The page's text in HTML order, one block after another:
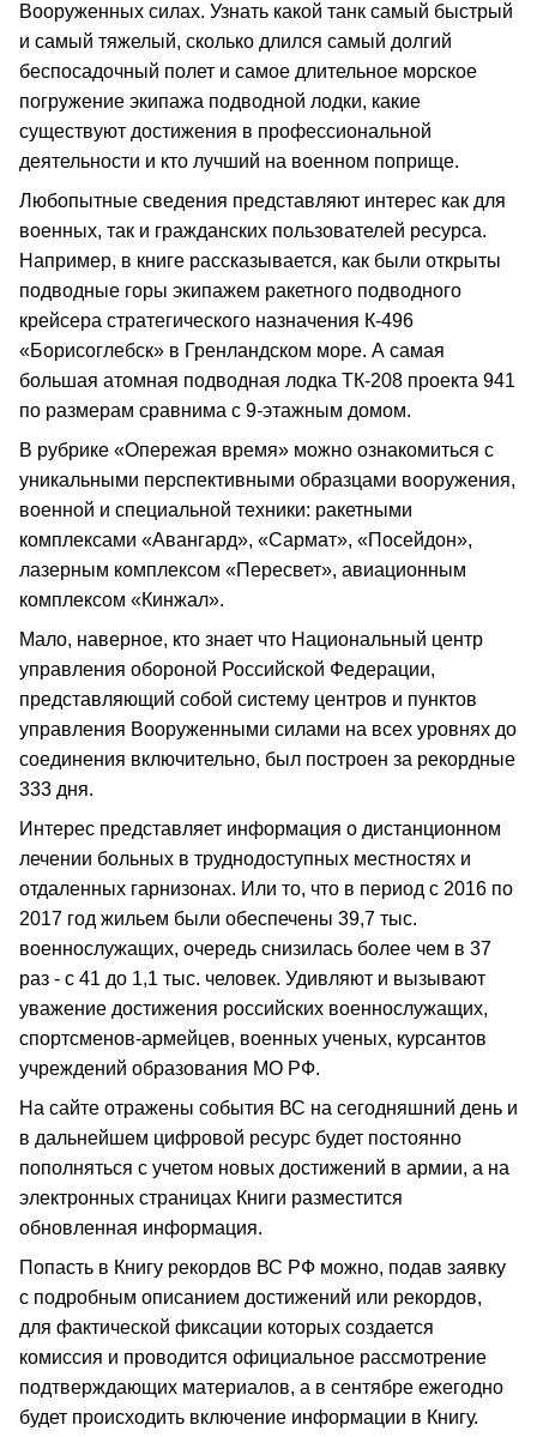
Вооруженных силах. Узнать какой танк самый быстрый
и самый тяжелый, сколько длился самый долгий
беспосадочный полет и самое длительное морское
погружение экипажа подводной лодки, какие
существуют достижения в профессиональной
деятельности и кто лучший на военном поприще.
Любопытные сведения представляют интерес как для
военных, так и гражданских пользователей ресурса.
Например, в книге рассказывается, как были открыты
подводные горы экипажем ракетного подводного
крейсера стратегического назначения К-496
«Борисоглебск» в Гренландском море. А самая
большая атомная подводная лодка ТК-208 проекта 941
по размерам сравнима с 9-этажным домом.
В рубрике «Опережая время» можно ознакомиться с
уникальными перспективными образцами вооружения,
военной и специальной техники: ракетными
комплексами «Авангард», «Сармат», «Посейдон»,
лазерным комплексом «Пересвет», авиационным
комплексом «Кинжал».
Мало, наверное, кто знает что Национальный центр
управления обороной Российской Федерации,
представляющий собой систему центров и пунктов
управления Вооруженными силами на всех уровнях до
соединения включительно, был построен за рекордные
333 дня.
Интерес представляет информация о дистанционном
лечении больных в труднодоступных местностях и
отдаленных гарнизонах. Или то, что в период с 2016 по
2017 год жильем были обеспечены 39,7 тыс.
военнослужащих, очередь снизилась более чем в 37
раз - с 41 до 1,1 тыс. человек. Удивляют и вызывают
уважение достижения российских военнослужащих,
спортсменов-армейцев, военных ученых, курсантов
учреждений образования МО РФ.
На сайте отражены события ВС на сегодняшний день и
в дальнейшем цифровой ресурс будет постоянно
пополняться с учетом новых достижений в армии, а на
электронных страницах Книги разместится
обновленная информация.
Попасть в Книгу рекордов ВС РФ можно, подав заявку
с подробным описанием достижений или рекордов,
для фактической фиксации которых создается
комиссия и проводится официальное рассмотрение
подтверждающих материалов, а в сентябре ежегодно
будет происходить включение информации в Книгу.